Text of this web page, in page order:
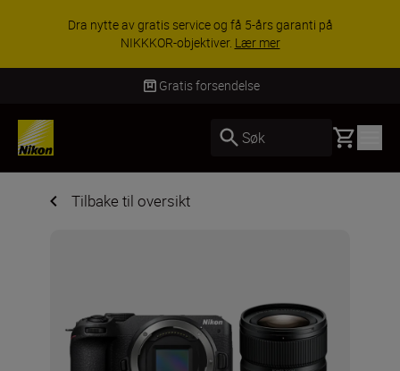
ACCESSORY SAVINGS | Få 15 % rabatt på
utvalgt tilbehør, gjør fotoutstyret komplett i dag.
KJØP NÅ
Gratis forsendelse
Søk Basket
Tilbake til oversikt